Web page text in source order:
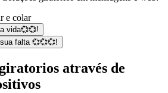
e colar
vida💞💞!
falta 💞💞💞!
através de